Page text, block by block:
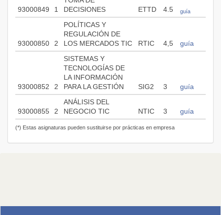
93000849 1
DECISIONES
ETTD 4.5 guía
93000850 2
POLÍTICAS Y
REGULACIÓN DE
LOS MERCADOS TIC
RTIC 4,5 guía
93000852 2
SISTEMAS Y
TECNOLOGÍAS DE
LA INFORMACIÓN
PARA LA GESTIÓN
SIG2 3 guía
93000855 2
ANÁLISIS DEL
NEGOCIO TIC
NTIC 3 guía
(*) Estas asignaturas pueden sustituirse por prácticas en empresa